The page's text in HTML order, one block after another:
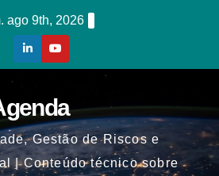
ago 9th, 2026
Gestão de Riscos e
| Conteúdo técnico sobre